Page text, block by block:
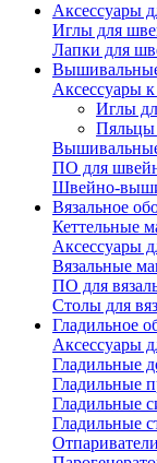
Аксессуары
Иглы для
Лапки для
Аксессуары
Иглы
ПО для
Швейно-
Вязальное
Кеттельные
Аксессуары
Вязальные
ПО для
Столы для
Гладильное
Аксессуары
Гладильные
Гладильные
Гладильные
Гладильные
Отпариватели